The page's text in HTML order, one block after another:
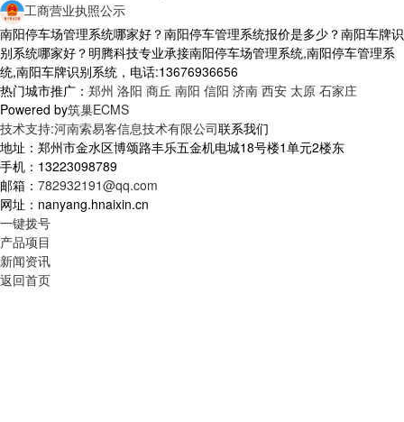
工商营业执照公示
南阳停车场管理系统哪家好？南阳停车管理系统报价是多少？南阳车牌识
别系统哪家好？明腾科技专业承接南阳停车场管理系统,南阳停车管理系
统,南阳车牌识别系统，电话:13676936656
热门城市推广： 郑州 洛阳 商丘 南阳 信阳 济南 西安 太原 石家庄
Powered by筑巢ECMS
技术支持:河南索易客信息技术有限公司联系我们
地址：郑州市金水区博颂路丰乐五金机电城18号楼1单元2楼东
手机：13223098789
邮箱： 782932191@qq.com
网址：nanyang.hnaixin.cn
一键拨号
产品项目
新闻资讯
返回首页